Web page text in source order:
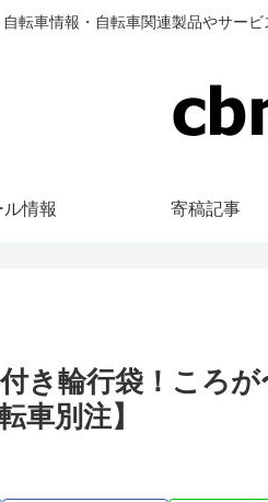
自転車情報・自転車関連製品やサー
ル情報 寄稿記事
き輪行袋！ころ
車別注】